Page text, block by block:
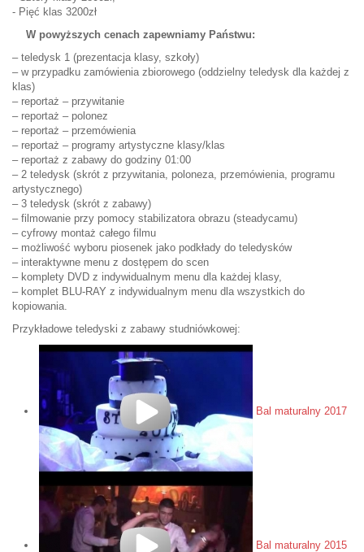
- Pięć klas 3200zł
W powyższych cenach zapewniamy Państwu:
– teledysk 1 (prezentacja klasy, szkoły)
– w przypadku zamówienia zbiorowego (oddzielny teledysk dla każdej z
klas)
– reportaż – przywitanie
– reportaż – polonez
– reportaż – przemówienia
– reportaż – programy artystyczne klasy/klas
– reportaż z zabawy do godziny 01:00
– 2 teledysk (skrót z przywitania, poloneza, przemówienia, programu
artystycznego)
– 3 teledysk (skrót z zabawy)
– filmowanie przy pomocy stabilizatora obrazu (steadycamu)
– cyfrowy montaż całego filmu
– możliwość wyboru piosenek jako podkłady do teledysków
– interaktywne menu z dostępem do scen
– komplety DVD z indywidualnym menu dla każdej klasy,
– komplet BLU-RAY z indywidualnym menu dla wszystkich do
kopiowania.
Przykładowe teledyski z zabawy studniówkowej:
Bal maturalny 2017
Bal maturalny 2015